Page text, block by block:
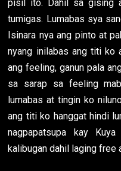
pisil ito. Dahil sa gising
tumigas. Lumabas sya
Isinara nya ang pinto at
nyang inilabas ang titi ko
ang feeling, ganun pala
sa sarap sa feeling
lumabas at tingin ko
ang titi ko hanggat hindi
nagpapatsupa kay
kalibugan dahil laging free